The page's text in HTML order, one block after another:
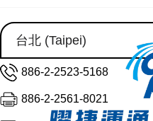
886-2-2523-5168
886-2-2561-8021